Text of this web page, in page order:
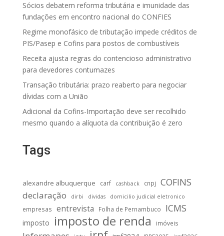
Sócios debatem reforma tributária e imunidade das
fundações em encontro nacional do CONFIES
Regime monofásico de tributação impede créditos de
PIS/Pasep e Cofins para postos de combustíveis
Receita ajusta regras do contencioso administrativo
para devedores contumazes
Transação tributária: prazo reaberto para negociar
dívidas com a União
Adicional da Cofins-Importação deve ser recolhido
mesmo quando a alíquota da contribuição é zero
Tags
alexandre albuquerque carf cashback cnpj COFINS
declaração dirbi dividas domicilio judicial eletronico
empresas entrevista Folha de Pernambuco ICMS
imposto imposto de renda imóveis